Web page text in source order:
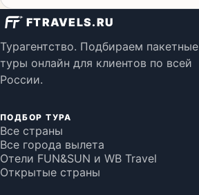
FTRAVELS.RU
Турагентство. Подбираем пакетные
туры онлайн для клиентов по всей
России.
ПОДБОР ТУРА
Все страны
Все города вылета
Отели FUN&SUN и WB Travel
Открытые страны